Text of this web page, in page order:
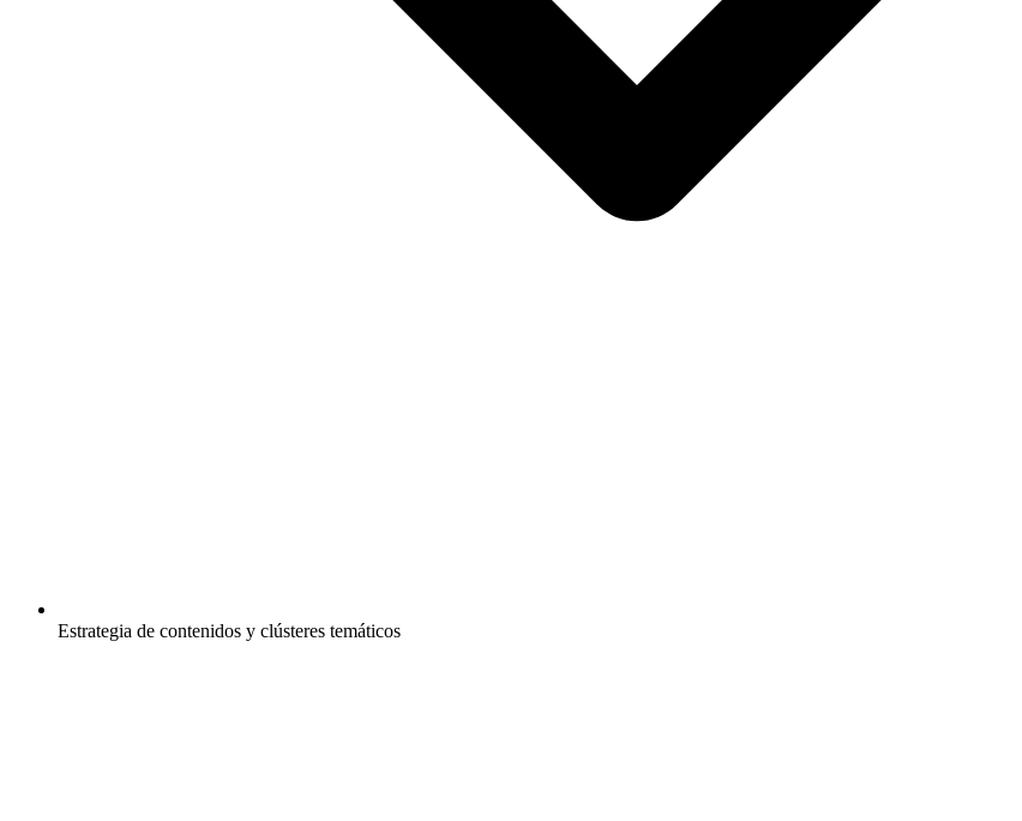
Estrategia de contenidos y clústeres temáticos